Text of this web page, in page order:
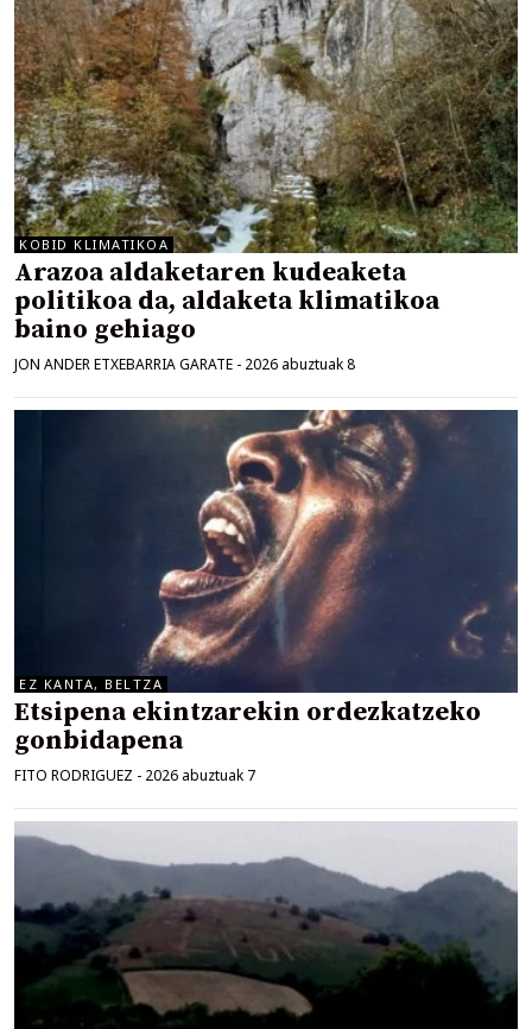
KOBID KLIMATIKOA
Arazoa aldaketaren kudeaketa
politikoa da, aldaketa klimatikoa
baino gehiago
JON ANDER ETXEBARRIA GARATE - 2026 abuztuak 8
EZ KANTA, BELTZA
Etsipena ekintzarekin ordezkatzeko
gonbidapena
FITO RODRIGUEZ - 2026 abuztuak 7